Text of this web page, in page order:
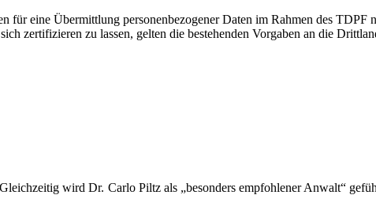
für eine Übermittlung personenbezogener Daten im Rahmen des TDPF
zertifizieren zu lassen, gelten die bestehenden Vorgaben an die
wird Dr. Carlo Piltz als „besonders empfohlener Anwalt“